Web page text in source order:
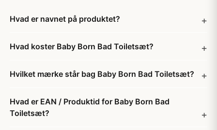
Hvad er navnet på produktet?
Hvad koster Baby Born Bad Toiletsæt?
Hvilket mærke står bag Baby Born Bad Toiletsæt?
Hvad er EAN / Produktid for Baby Born Bad
Toiletsæt?